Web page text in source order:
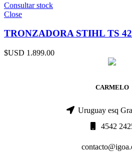
Consultar stock
Close
TRONZADORA STIHL TS
$USD 1.899.00
CARMELO
Uruguay esq
4542